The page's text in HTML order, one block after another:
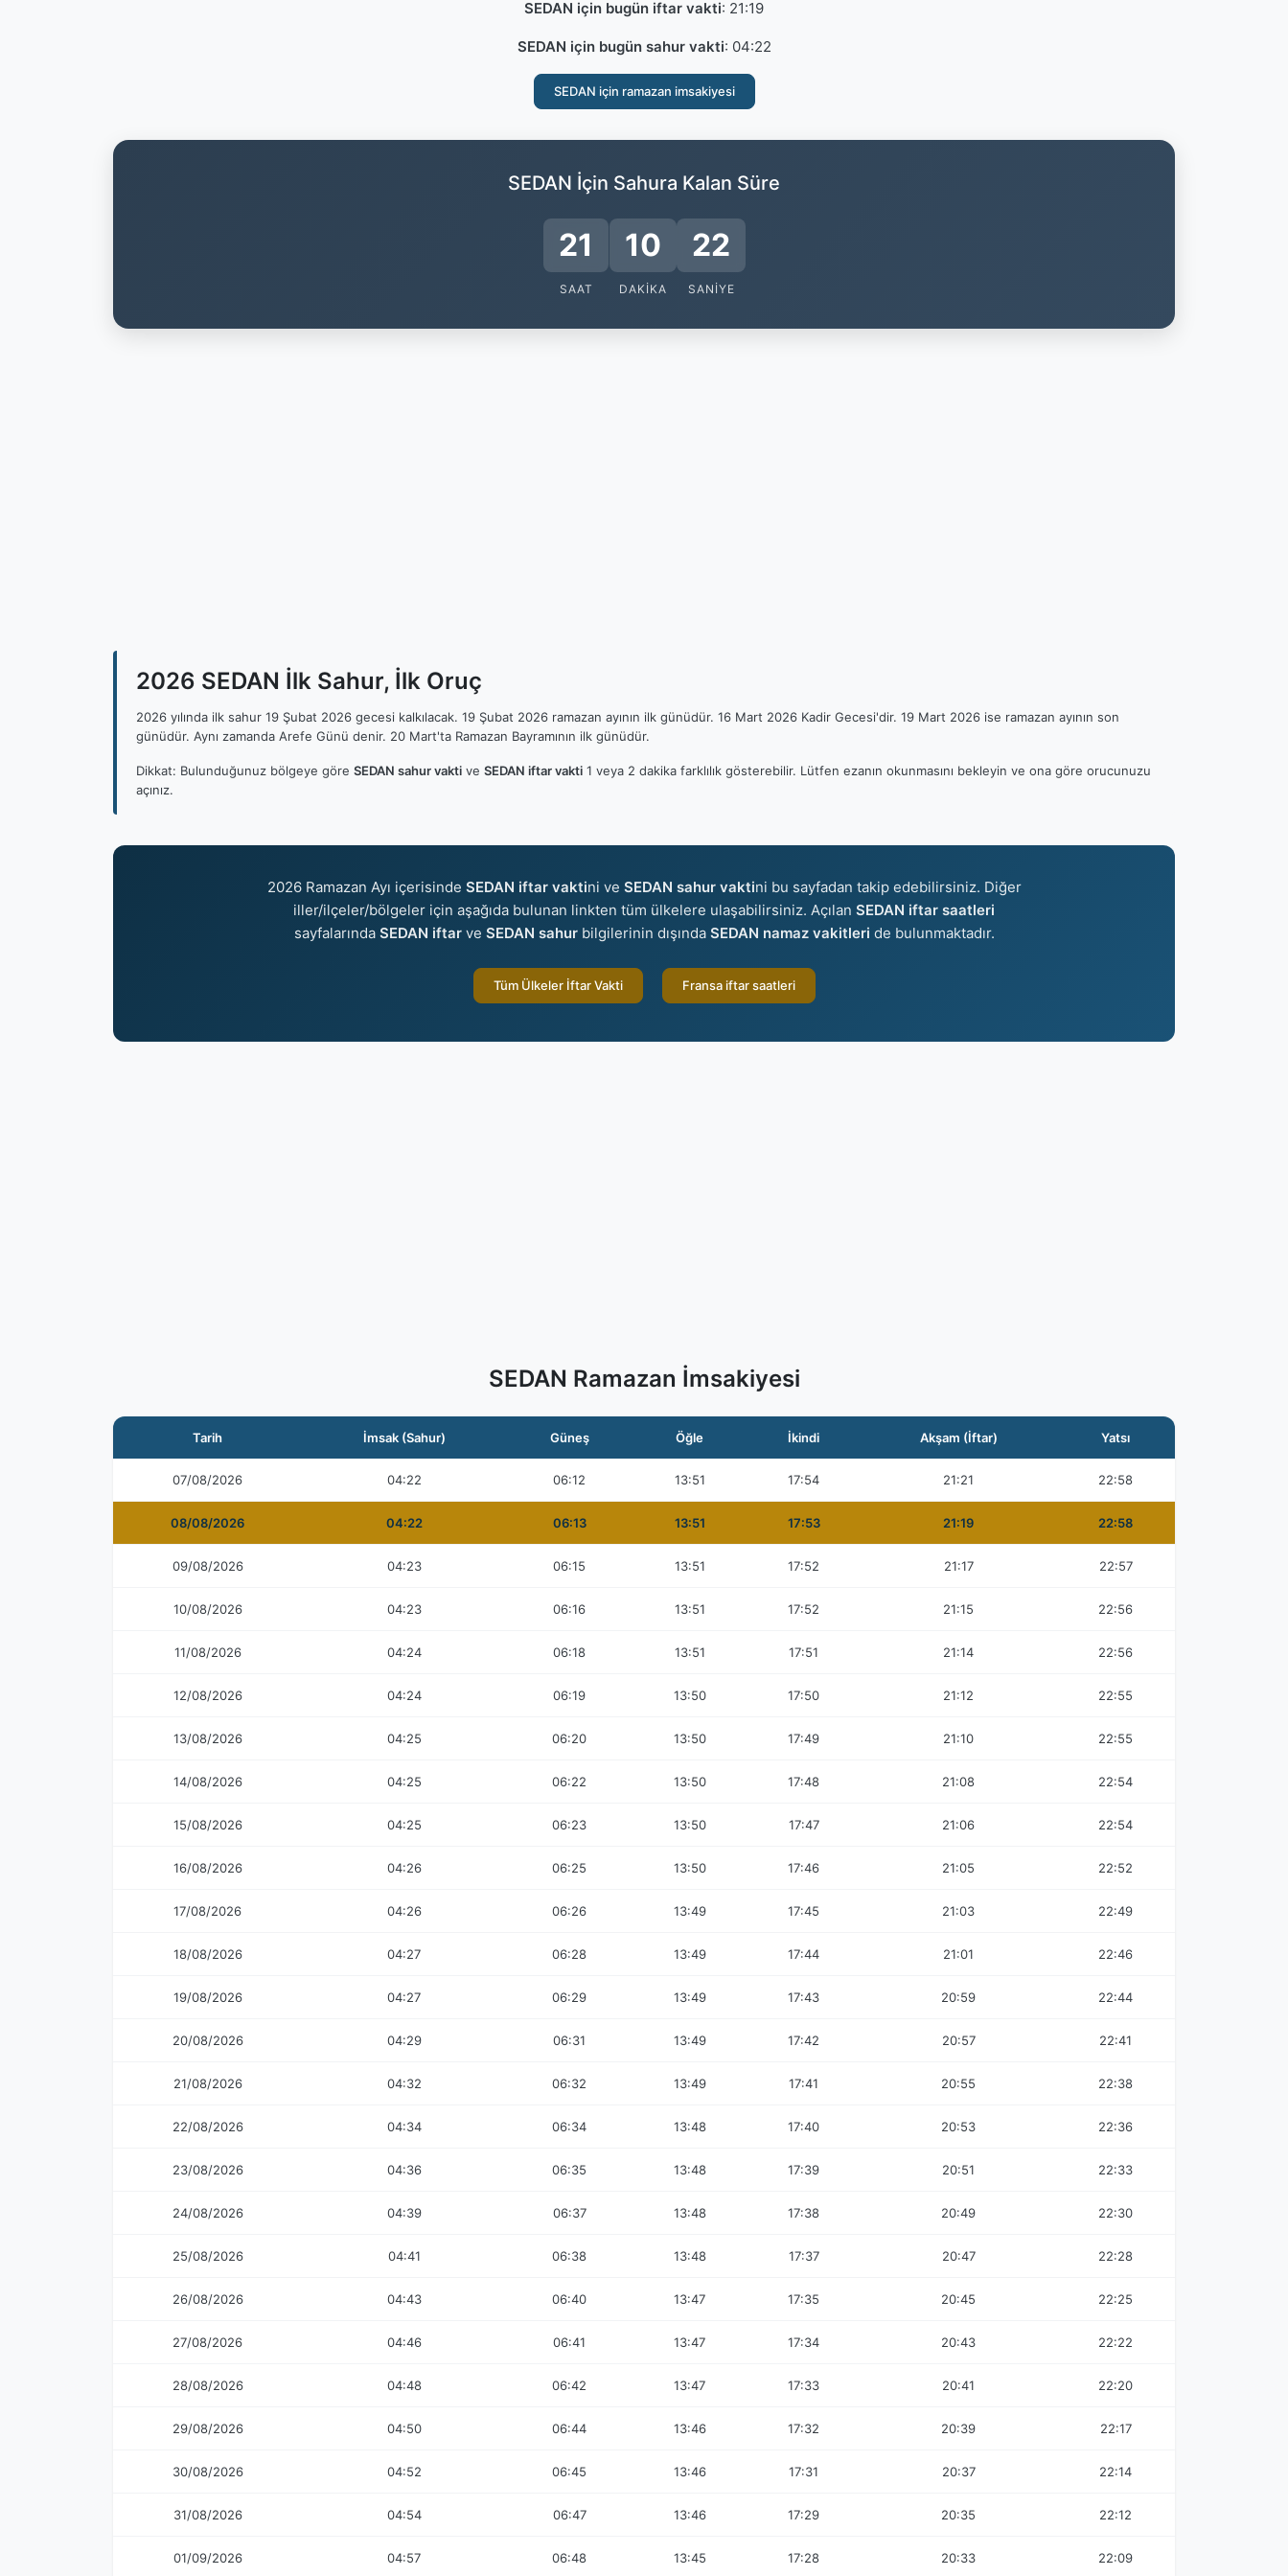
SEDAN için bugün iftar vakti: 21:19
SEDAN için bugün sahur vakti: 04:22
SEDAN için ramazan imsakiyesi
SEDAN İçin Sahura Kalan Süre
21
SAAT
10
DAKIKA
22
SANIYE
2026 SEDAN İlk Sahur, İlk Oruç
2026 yılında ilk sahur 19 Şubat 2026 gecesi kalkılacak. 19 Şubat 2026 ramazan ayının ilk günüdür. 16 Mart 2026 Kadir Gecesi'dir. 19 Mart 2026 ise ramazan ayının son
günüdür. Aynı zamanda Arefe Günü denir. 20 Mart'ta Ramazan Bayramının ilk günüdür.
Dikkat: Bulunduğunuz bölgeye göre SEDAN sahur vakti ve SEDAN iftar vakti 1 veya 2 dakika farklılık gösterebilir. Lütfen ezanın okunmasını bekleyin ve ona göre orucunuzu
açınız.
2026 Ramazan Ayı içerisinde SEDAN iftar vaktini ve SEDAN sahur vaktini bu sayfadan takip edebilirsiniz. Diğer
iller/ilçeler/bölgeler için aşağıda bulunan linkten tüm ülkelere ulaşabilirsiniz. Açılan SEDAN iftar saatleri
sayfalarında SEDAN iftarve SEDAN sahurbilgilerinin dışında SEDAN namaz vakitleri de bulunmaktadır.
Tüm Ülkeler İftar Vakti Fransa iftar saatleri
SEDAN Ramazan İmsakiyesi
Tarih İmsak (Sahur) Güneş Öğle İkindi Akşam (İftar) Yatsı
07/08/2026 04:22 06:12 13:51 17:54 21:21 22:58
08/08/2026 04:22 06:13 13:51 17:53 21:19 22:58
09/08/2026 04:23 06:15 13:51 17:52 21:17 22:57
10/08/2026 04:23 06:16 13:51 17:52 21:15 22:56
11/08/2026 04:24 06:18 13:51 17:51 21:14 22:56
12/08/2026 04:24 06:19 13:50 17:50 21:12 22:55
13/08/2026 04:25 06:20 13:50 17:49 21:10 22:55
14/08/2026 04:25 06:22 13:50 17:48 21:08 22:54
15/08/2026 04:25 06:23 13:50 17:47 21:06 22:54
16/08/2026 04:26 06:25 13:50 17:46 21:05 22:52
17/08/2026 04:26 06:26 13:49 17:45 21:03 22:49
18/08/2026 04:27 06:28 13:49 17:44 21:01 22:46
19/08/2026 04:27 06:29 13:49 17:43 20:59 22:44
20/08/2026 04:29 06:31 13:49 17:42 20:57 22:41
21/08/2026 04:32 06:32 13:49 17:41 20:55 22:38
22/08/2026 04:34 06:34 13:48 17:40 20:53 22:36
23/08/2026 04:36 06:35 13:48 17:39 20:51 22:33
24/08/2026 04:39 06:37 13:48 17:38 20:49 22:30
25/08/2026 04:41 06:38 13:48 17:37 20:47 22:28
26/08/2026 04:43 06:40 13:47 17:35 20:45 22:25
27/08/2026 04:46 06:41 13:47 17:34 20:43 22:22
28/08/2026 04:48 06:42 13:47 17:33 20:41 22:20
29/08/2026 04:50 06:44 13:46 17:32 20:39 22:17
30/08/2026 04:52 06:45 13:46 17:31 20:37 22:14
31/08/2026 04:54 06:47 13:46 17:29 20:35 22:12
01/09/2026 04:57 06:48 13:45 17:28 20:33 22:09